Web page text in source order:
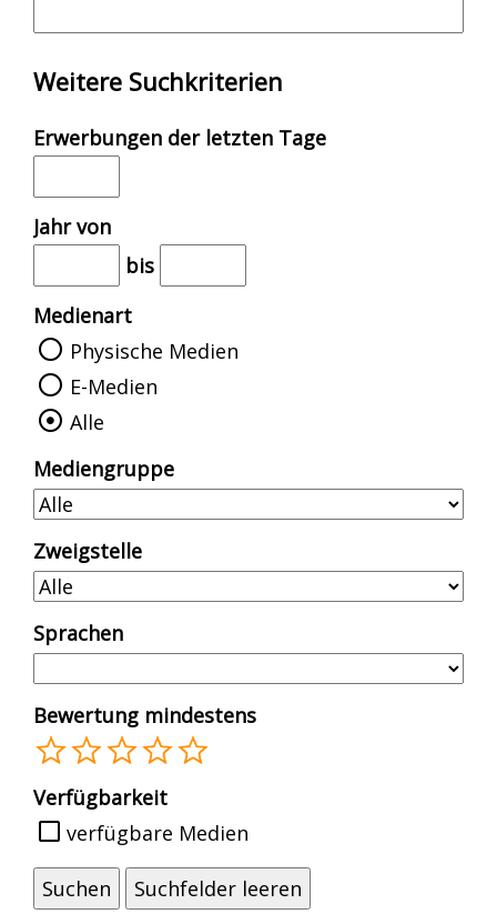
Weitere Suchkriterien
Erwerbungen der letzten Tage
Jahr von
bis
Medienart
Physische Medien
E-Medien
Alle
Mediengruppe
Zweigstelle
Sprachen
Bewertung mindestens
2
1
Verfügbarkeit
verfügbare Medien